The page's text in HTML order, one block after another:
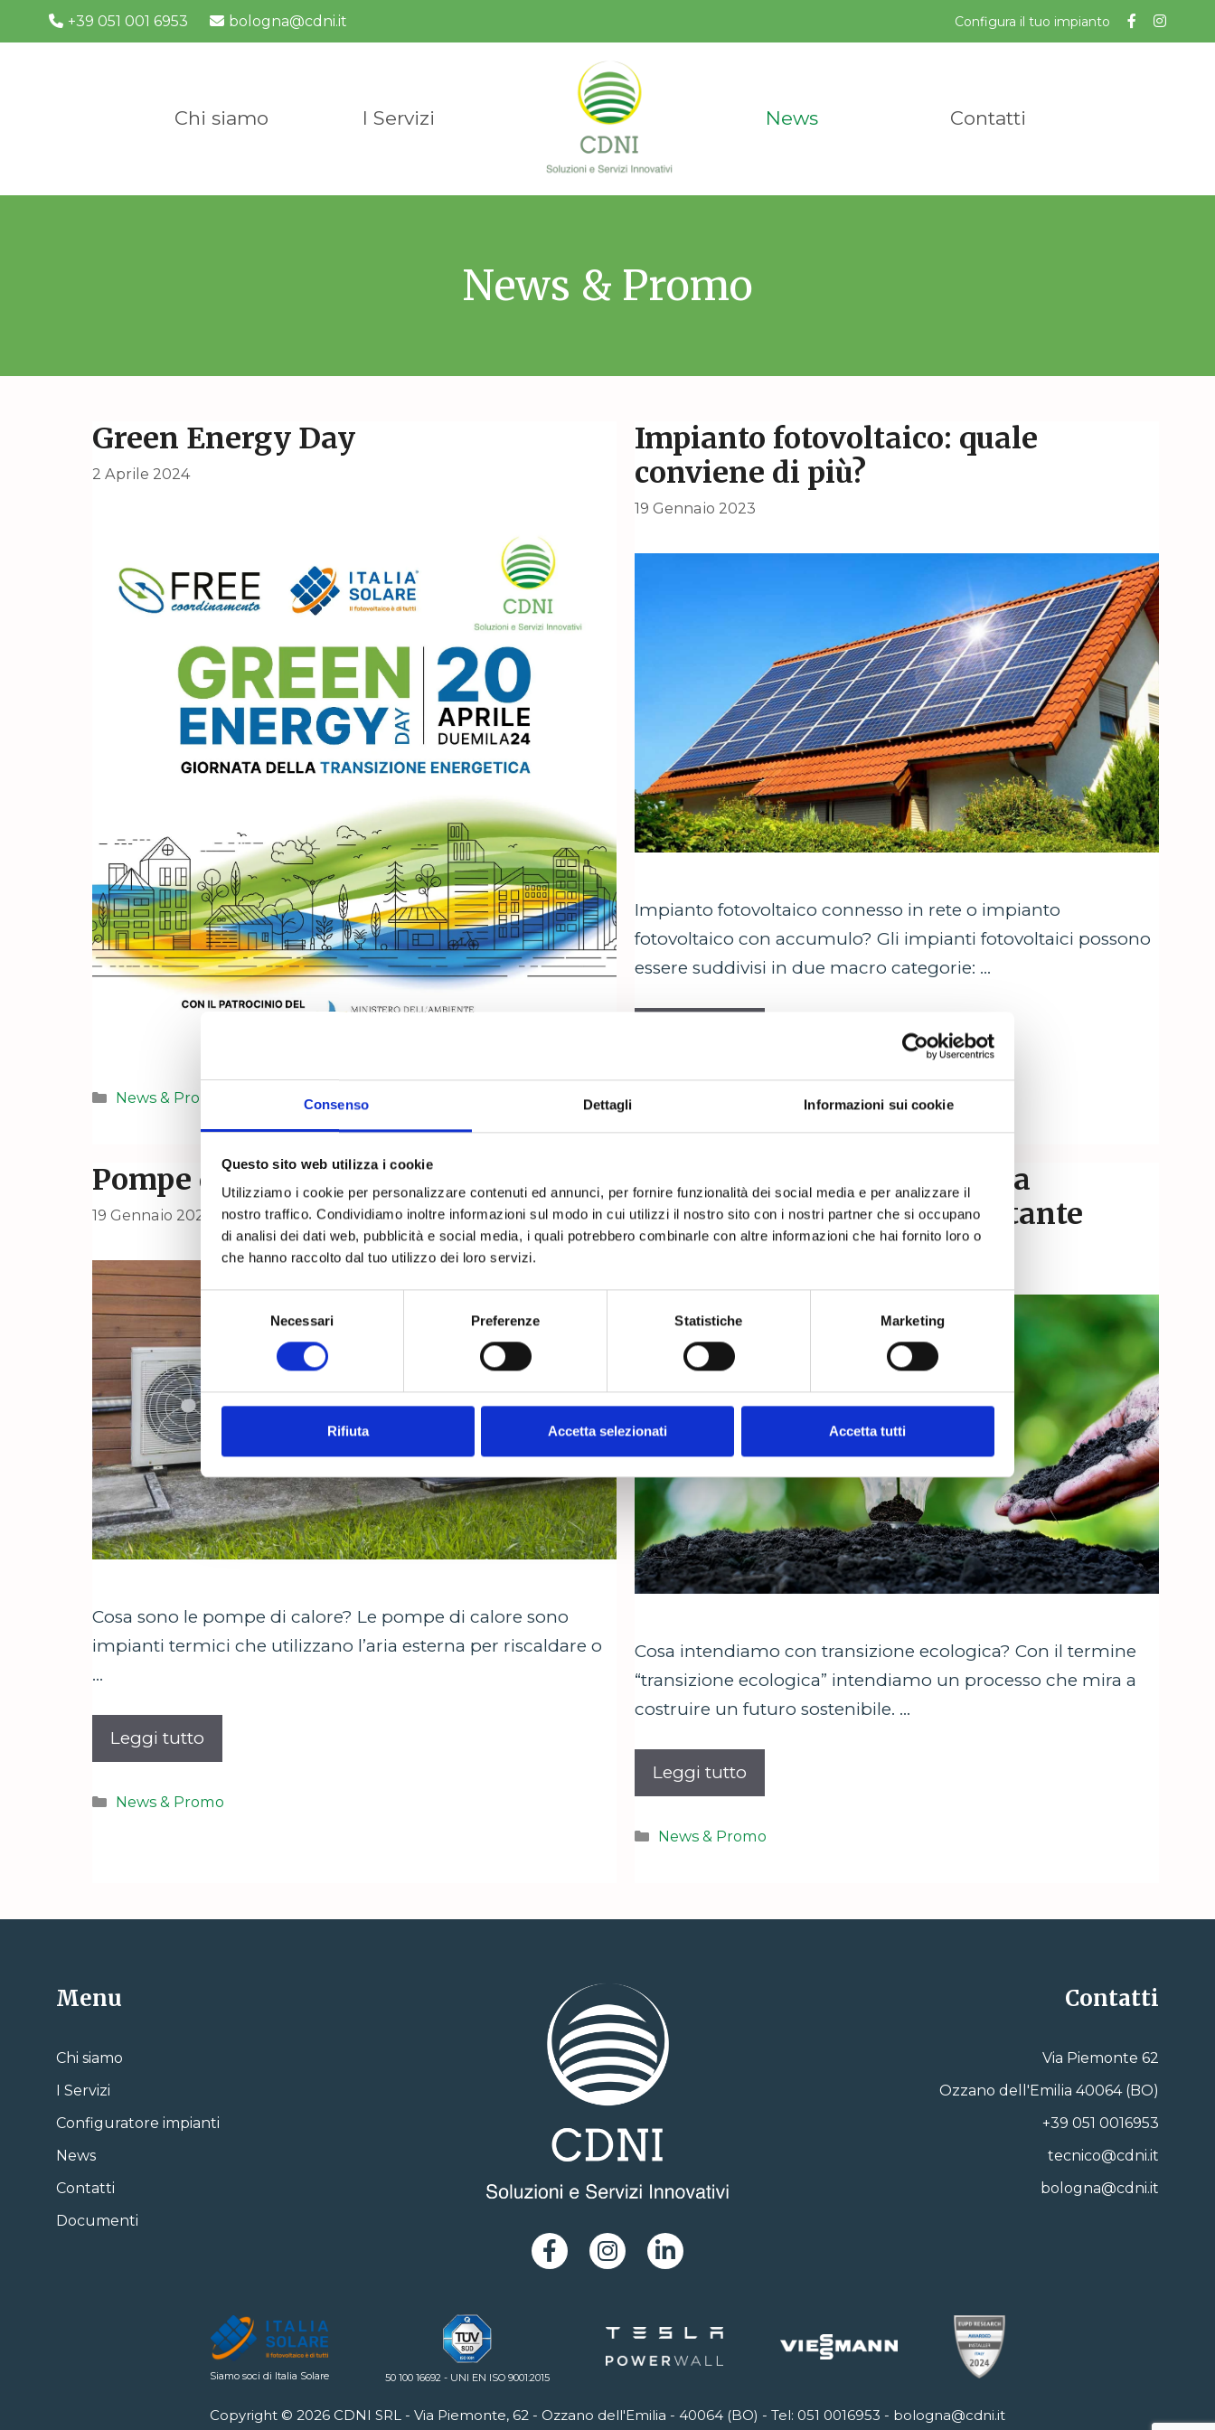
Consenso Dettagli Informazioni sui cookie
Questo sito web utilizza i cookie
Utilizziamo i cookie per personalizzare contenuti ed annunci, per fornire funzionalità dei social media e per analizzare il
nostro traffico. Condividiamo inoltre informazioni sul modo in cui utilizzi il nostro sito con i nostri partner che si occupano
di analisi dei dati web, pubblicità e social media, i quali potrebbero combinarle con altre informazioni che hai fornito loro o
che hanno raccolto dal tuo utilizzo dei loro servizi.
Selezione
del
consenso
Necessari Preferenze Statistiche Marketing
Rifiuta Accetta selezionati Accetta tutti
al
+39 051 001 6953 bologna@cdni.it Configura il tuo impianto
Chi siamo I Servizi News Contatti
News & Promo
Green Energy Day
2 Aprile 2024
Categorie
News & Promo
Impianto fotovoltaico: quale
conviene di più?
19 Gennaio 2023
Impianto fotovoltaico connesso in rete o impianto
fotovoltaico con accumulo? Gli impianti fotovoltaici possono
essere suddivisi in due macro categorie: …
Pompe di calore: dove si installano?
19 Gennaio 2023
Cosa sono le pompe di calore? Le pompe di calore sono
impianti termici che utilizzano l’aria esterna per riscaldare o
…
Leggi tutto
Categorie
News & Promo
Transizione ecologica: cosa
significa e perché è importante
Cosa intendiamo con transizione ecologica? Con il termine
“transizione ecologica” intendiamo un processo che mira a
costruire un futuro sostenibile. …
Leggi tutto
Categorie
News & Promo
Menu
Chi siamo
I Servizi
Configuratore impianti
News
Contatti
Documenti
Contatti
Via Piemonte 62
Ozzano dell'Emilia 40064 (BO)
+39 051 0016953
tecnico@cdni.it
bologna@cdni.it
Siamo soci di Italia Solare 50 100 16692 - UNI EN ISO 9001:2015
Copyright © 2026 CDNI SRL - Via Piemonte, 62 - Ozzano dell'Emilia - 40064 (BO) - Tel: 051 0016953 - bologna@cdni.it